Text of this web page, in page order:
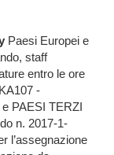
Paesi Europei e
staff
entro le ore
-
PAESI TERZI
n. 2017-1-
l’assegnazione